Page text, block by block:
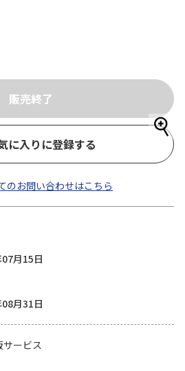
に入りに登録する
のお問い合わせはこちら
月15日
月31日
サービス